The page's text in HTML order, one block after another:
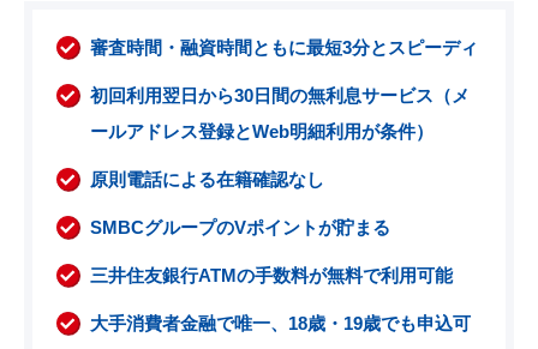
審査時間・融資時間ともに最短3分とスピーディ
初回利用翌日から30日間の無利息サービス（メ
ールアドレス登録とWeb明細利用が条件）
原則電話による在籍確認なし
SMBCグループのVポイントが貯まる
三井住友銀行ATMの手数料が無料で利用可能
大手消費者金融で唯一、18歳・19歳でも申込可